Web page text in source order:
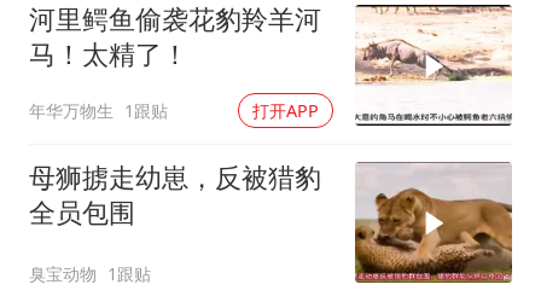
河里鳄鱼偷袭花豹羚羊河
马！太精了！
年华万物生 1跟贴 打开APP
母狮掳走幼崽，反被猎豹
全员包围
臭宝动物 1跟贴